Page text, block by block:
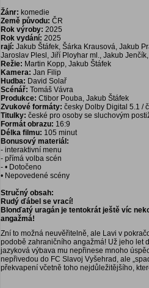
Žánr: komedie
Země původu: ČR
Rok výroby: 2025
Rok vydání: 2025
rají: Jakub Štáfek, Šárka Krausová, Jakub
Jaroslav Plesl, Jiří Ployhar ml., Jakub
Režie: Martin Kopp, Jakub Štáfek
Kamera: Jan Filip
Hudba: David Solař
Scénář: Tomáš Vávra
Produkce: Ctibor Pouba, Jakub Štáfek
Zvukové formáty: česky Dolby Digital 5.1 /
Titulky: české pro osoby se sluchovým
Formát obrazu: 16:9
Délka filmu: 105 minut
Bonusový materiál:
- interaktivní menu
- přímá volba scén
- • Dotočeno
• Nepovedené scény
Stručný obsah:
Rudý ďábel se vrací!
Blonďatý uragán je tentokrát ještě víc
angažmá!
Zní to možná neuvěřitelně, ale Lavi v
podobě zahraničního angažmá! Už jeho let
jazyková výbava mu nepřinese mnoho
nepřivedou do FC Slavoj Vyšehrad, ale
překvapení včetně toho nejdůležitějšího,